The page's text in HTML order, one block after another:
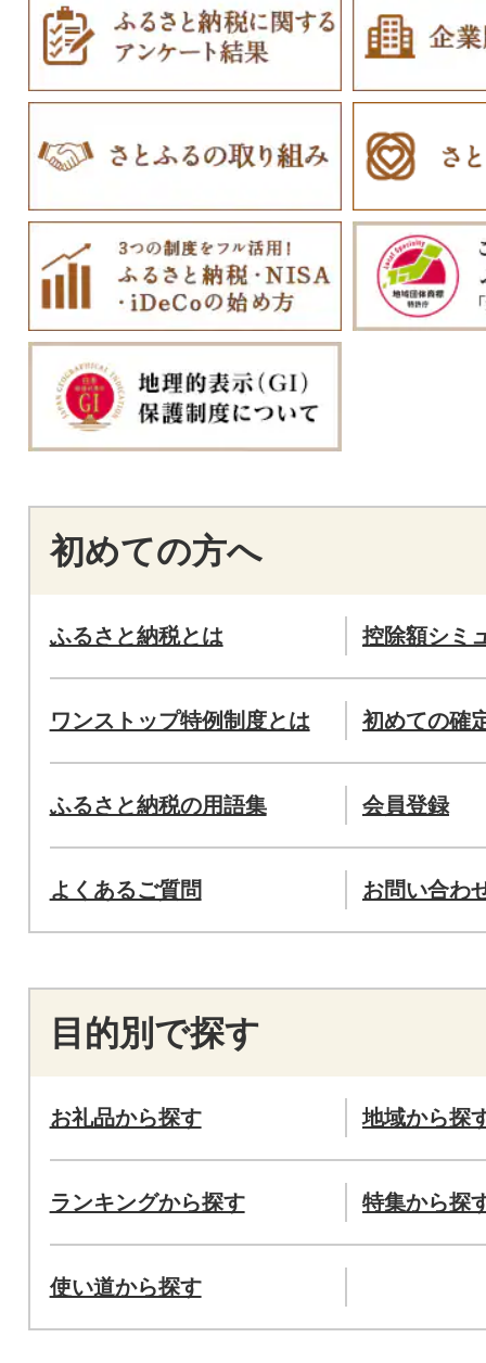
初めての方へ
ふるさと納税とは 控除額シミ
ワンストップ特例制度とは 初めての確
ふるさと納税の用語集 会員登録
よくあるご質問 お問い合わ
目的別で探す
お礼品から探す 地域から探
ランキングから探す 特集から探
使い道から探す